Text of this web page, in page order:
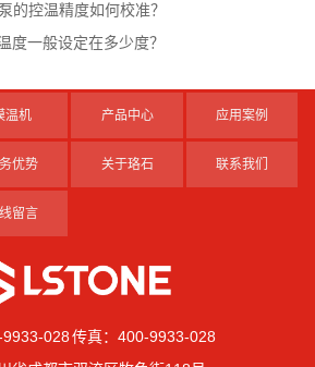
的控温精度如何校准？
度一般设定在多少度？
温机 产品中心 应用案例
优势 关于珞石 联系我们
留言
028 传真：400-9933-028